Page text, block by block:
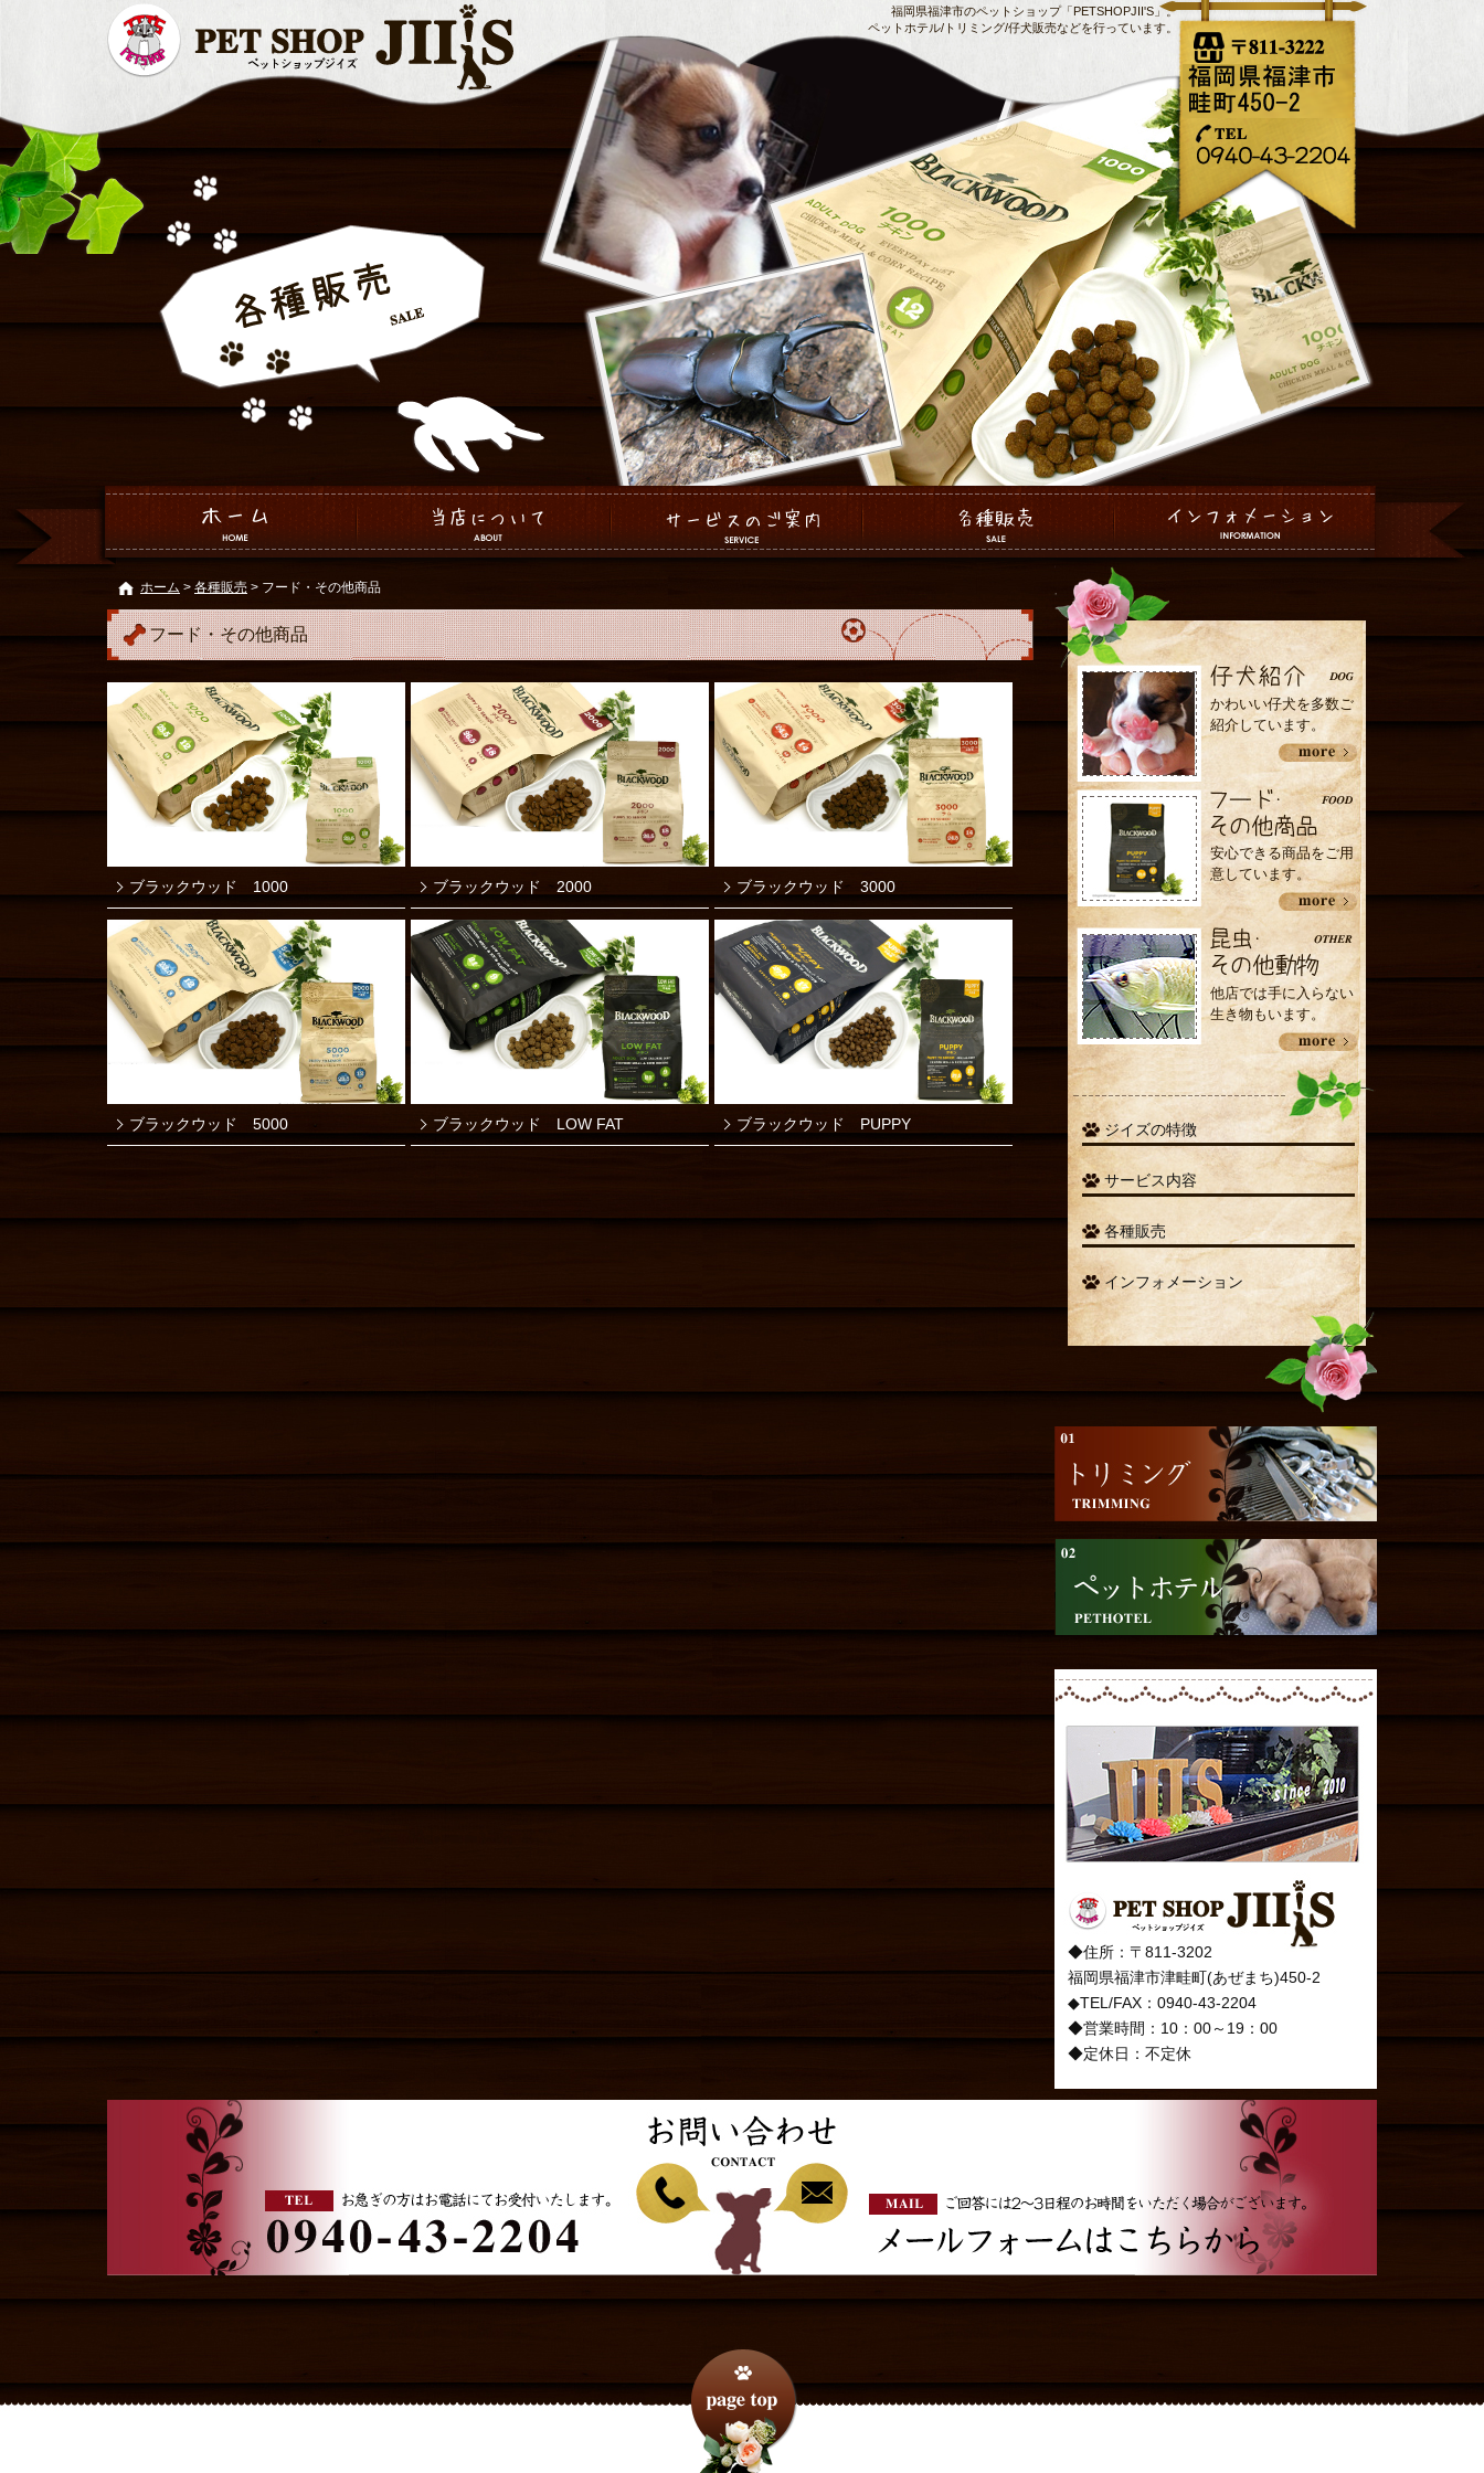
福岡県福津市のペットショップ「PETSHOPJII'S」。
ペットホテル/トリミング/仔犬販売などを行っています。
ホーム > 各種販売 > フード・その他商品
フード・その他商品
ブラックウッド 1000 ブラックウッド 2000 ブラックウッド 3000
ブラックウッド 5000 ブラックウッド LOW FAT ブラックウッド PUPPY
かわいい仔犬を多数ご
紹介しています。
安心できる商品をご用
意しています。
他店では手に入らない
生き物もいます。
ジイズの特徴
サービス内容
各種販売
インフォメーション
◆住所：〒811-3202
福岡県福津市津畦町(あぜまち)450-2
◆TEL/FAX：0940-43-2204
◆営業時間：10：00～19：00
◆定休日：不定休